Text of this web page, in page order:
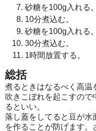
砂糖を100g入れる。
10分煮込む。
砂糖を100g入れる。
30分煮込む。
1時間放置する。
総括
煮るときはなるべく高温
吹きこぼれを起こすので
るといい。
落し蓋をしてると豆が水
を作ることが防げます